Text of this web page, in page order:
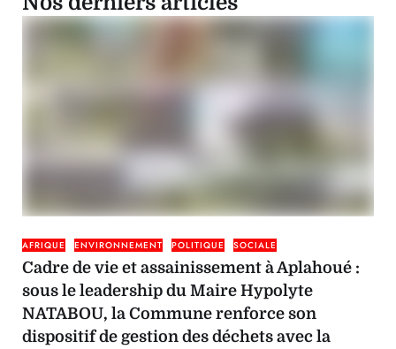
AFRIQUE ENVIRONNEMENT POLITIQUE SOCIALE
Cadre de vie et assainissement à Aplahoué :
sous le leadership du Maire Hypolyte
NATABOU, la Commune renforce son
dispositif de gestion des déchets avec la